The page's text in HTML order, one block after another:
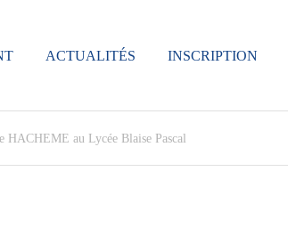
ACTUALITÉS INSCRIPTION
HACHEME au Lycée Blaise Pascal